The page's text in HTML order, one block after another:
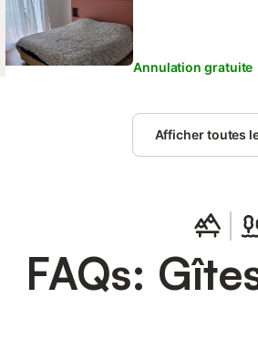
Annulation gratuite
Afficher toutes
FAQs: